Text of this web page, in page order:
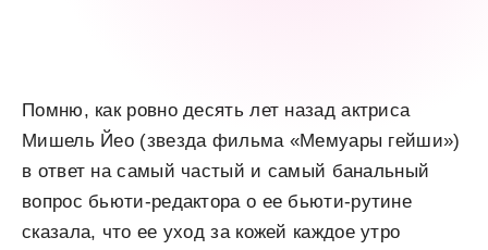
Помню, как ровно десять лет назад актриса
Мишель Йео (звезда фильма «Мемуары гейши»)
в ответ на самый частый и самый банальный
вопрос бьюти-редактора о ее бьюти-рутине
сказала, что ее уход за кожей каждое утро